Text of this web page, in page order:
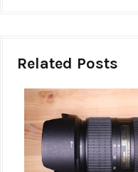
Related Posts